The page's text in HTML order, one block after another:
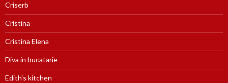
Criserb
Cristina
Cristina Elena
Diva in bucatarie
Edith's kitchen